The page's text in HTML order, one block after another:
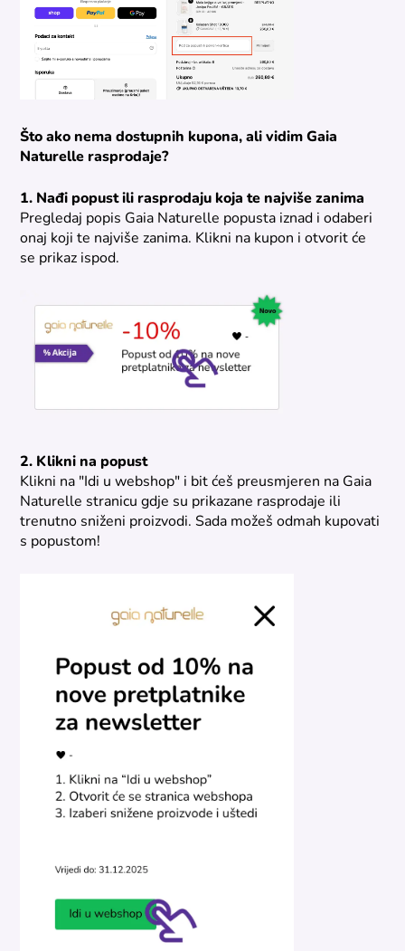
Što ako nema dostupnih kupona, ali vidim Gaia
Naturelle rasprodaje?
1. Nađi popust ili rasprodaju koja te najviše zanima
Pregledaj popis Gaia Naturelle popusta iznad i odaberi
onaj koji te najviše zanima. Klikni na kupon i otvorit će
se prikaz ispod.
2. Klikni na popust
Klikni na "Idi u webshop" i bit ćeš preusmjeren na Gaia
Naturelle stranicu gdje su prikazane rasprodaje ili
trenutno sniženi proizvodi. Sada možeš odmah kupovati
s popustom!